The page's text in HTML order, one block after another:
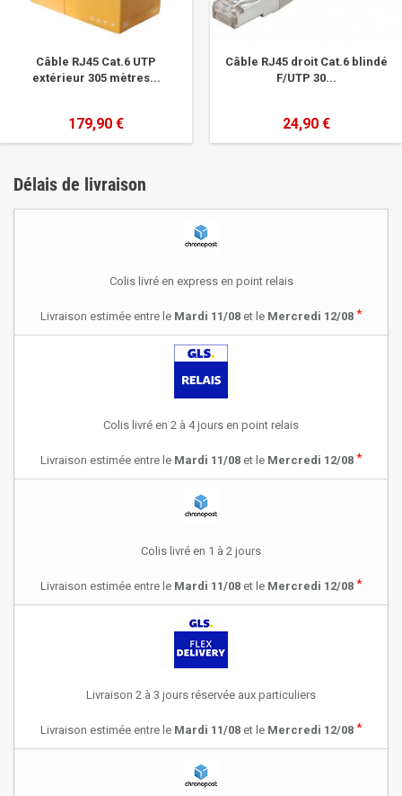
Câble RJ45 Cat.6 UTP
extérieur 305 mètres...
179,90 €
Câble RJ45 droit Cat.6 blindé
F/UTP 30...
24,90 €
Délais de livraison
Colis livré en express en point relais
Livraison estimée entre le Mardi 11/08 et le Mercredi 12/08 *
Colis livré en 2 à 4 jours en point relais
Livraison estimée entre le Mardi 11/08 et le Mercredi 12/08 *
Colis livré en 1 à 2 jours
Livraison estimée entre le Mardi 11/08 et le Mercredi 12/08 *
Livraison 2 à 3 jours réservée aux particuliers
Livraison estimée entre le Mardi 11/08 et le Mercredi 12/08 *